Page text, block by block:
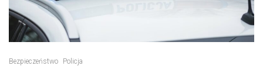
Bezpieczeństwo Policja